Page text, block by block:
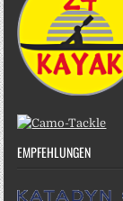
EMPFEHLUNGEN